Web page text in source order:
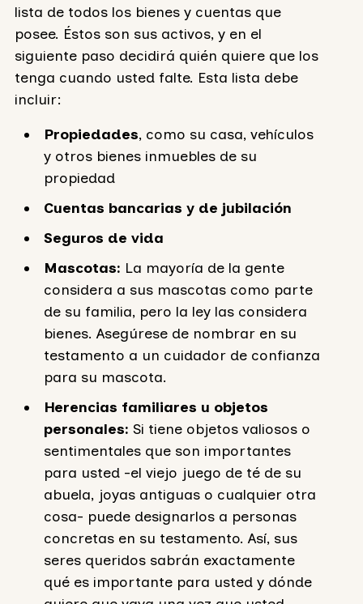
lista de todos los bienes y cuentas que
posee. Éstos son sus activos, y en el
siguiente paso decidirá quién quiere que los
tenga cuando usted falte. Esta lista debe
incluir:
Propiedades, como su casa, vehículos
y otros bienes inmuebles de su
propiedad
Cuentas bancarias y de jubilación
Seguros de vida
Mascotas: La mayoría de la gente
considera a sus mascotas como parte
de su familia, pero la ley las considera
bienes. Asegúrese de nombrar en su
testamento a un cuidador de confianza
para su mascota.
Herencias familiares u objetos
personales: Si tiene objetos valiosos o
sentimentales que son importantes
para usted -el viejo juego de té de su
abuela, joyas antiguas o cualquier otra
cosa- puede designarlos a personas
concretas en su testamento. Así, sus
seres queridos sabrán exactamente
qué es importante para usted y dónde